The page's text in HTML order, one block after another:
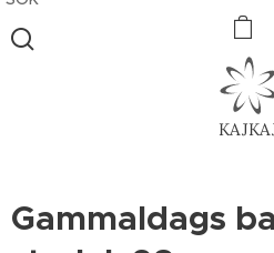
Gammaldags